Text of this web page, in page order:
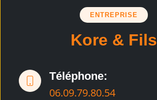
ENTREPRISE
Kore & Fils
Téléphone:
06.09.79.80.54